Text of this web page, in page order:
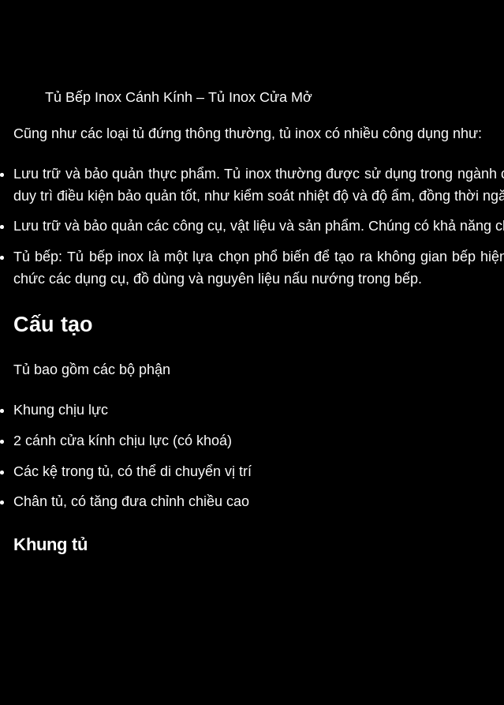
Tủ Bếp Inox Cánh Kính – Tủ Inox Cửa Mở
Cũng như các loại tủ đứng thông thường, tủ inox có nhiều công dụng như:
Lưu trữ và bảo quản thực phẩm. Tủ inox thường được sử dụng trong ngành
duy trì điều kiện bảo quản tốt, như kiểm soát nhiệt độ và độ ẩm, đồng thời
Lưu trữ và bảo quản các công cụ, vật liệu và sản phẩm. Chúng có khả năng
Tủ bếp: Tủ bếp inox là một lựa chọn phổ biến để tạo ra không gian bếp
chức các dụng cụ, đồ dùng và nguyên liệu nấu nướng trong bếp.
Cấu tạo
Tủ bao gồm các bộ phận
Khung chịu lực
2 cánh cửa kính chịu lực (có khoá)
Các kệ trong tủ, có thể di chuyển vị trí
Chân tủ, có tăng đưa chỉnh chiều cao
Khung tủ